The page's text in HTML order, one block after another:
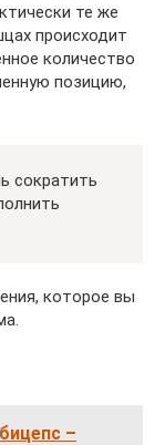
те же
происходит
количество
позицию,
сократить
которое вы
–